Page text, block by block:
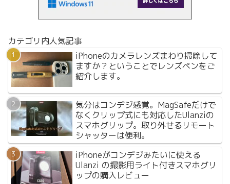
カテゴリ内人気記事
iPhoneのカメラレンズまわり掃除して
ますか？ということでレンズペンをご
紹介します。
気分はコンデジ感覚。MagSafeだけで
なくクリップ式にも対応したUlanziの
スマホグリップ。取り外せるリモート
シャッターは便利。
iPhoneがコンデジみたいに使える
Ulanzi の撮影用ライト付きスマホグリ
ップの購入レビュー